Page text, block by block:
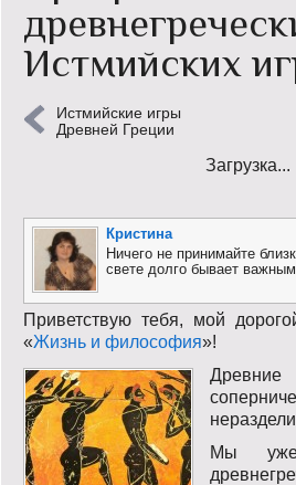
Кинообзор
Книгообзор
Лаконизмы
Поговорим?!
Риторика
Слово гостям
Этот огромный мир!
Истмийских
Истмийские игры
Древней Греции
Загрузка...
Кристина
Ничего не принимайте
свете долго бывает
Приветствую тебя, мой
«Жизнь и философия»!
Древние
Мы